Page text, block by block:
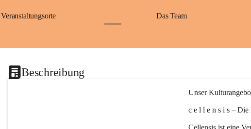
Veranstaltungsorte Das Team
Beschreibung
Unser
c e l l e n s i s – Die
Cellensis ist eine